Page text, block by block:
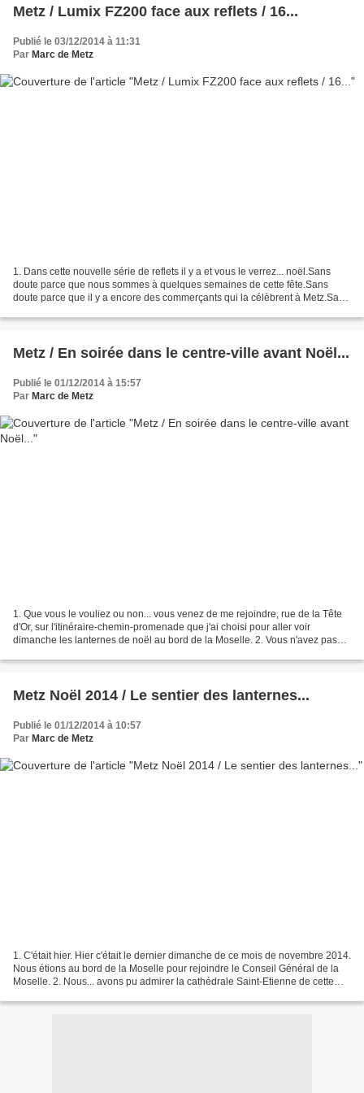
Metz / Lumix FZ200 face aux reflets / 16...
Publié le 03/12/2014 à 11:31
Par Marc de Metz
1. Dans cette nouvelle série de reflets il y a et vous le verrez... noël.Sans
doute parce que nous sommes à quelques semaines de cette fête.Sans
doute parce que il y a encore des commerçants qui la célèbrent à Metz.Sans
Metz / En soirée dans le centre-ville avant Noël...
Publié le 01/12/2014 à 15:57
Par Marc de Metz
1. Que vous le vouliez ou non... vous venez de me rejoindre, rue de la Tête
d'Or, sur l'itinéraire-chemin-promenade que j'ai choisi pour aller voir
dimanche les lanternes de noël au bord de la Moselle. 2. Vous n'avez pas
Metz Noël 2014 / Le sentier des lanternes...
Publié le 01/12/2014 à 10:57
Par Marc de Metz
1. C'était hier. Hier c'était le dernier dimanche de ce mois de novembre 2014.
Nous étions au bord de la Moselle pour rejoindre le Conseil Général de la
Moselle. 2. Nous... avons pu admirer la cathédrale Saint-Etienne de cette